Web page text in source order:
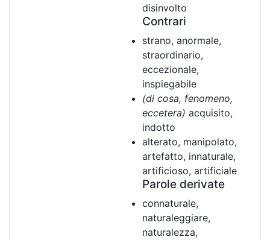
disinvolto
Contrari
strano, anormale,
straordinario,
eccezionale,
inspiegabile
(di cosa, fenomeno,
eccetera) acquisito,
indotto
alterato, manipolato,
artefatto, innaturale,
artificioso, artificiale
Parole derivate
connaturale,
naturaleggiare,
naturalezza,